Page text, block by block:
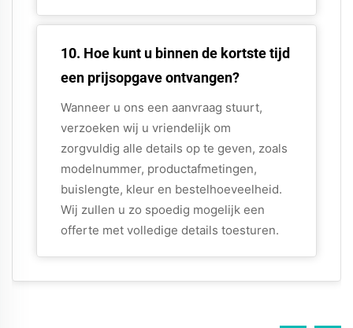
10. Hoe kunt u binnen de kortste tijd
een prijsopgave ontvangen?
Wanneer u ons een aanvraag stuurt,
verzoeken wij u vriendelijk om
zorgvuldig alle details op te geven, zoals
modelnummer, productafmetingen,
buislengte, kleur en bestelhoeveelheid.
Wij zullen u zo spoedig mogelijk een
offerte met volledige details toesturen.